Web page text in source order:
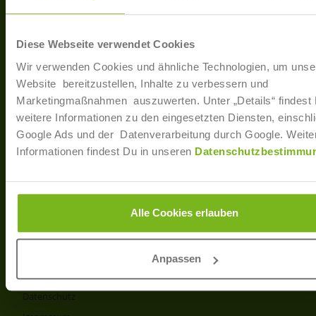
Diese Webseite verwendet Cookies
Wir verwenden Cookies und ähnliche Technologien, um
Website bereitzustellen, Inhalte zu verbessern und
Marketingmaßnahmen auszuwerten. Unter „Details“ findest
weitere Informationen zu den eingesetzten Diensten,
Google Ads und der Datenverarbeitung durch Google.
Informationen findest Du in unseren
Alle Cookies erlauben
Anpassen
40233 Düsseldorf
T: +49 (0)211 / 866 68 - 13
E-Mail: info@joborama.de
Über Uns
Veranstaltungen
Ansprechpartner
Partner
Produkt- und Preisliste
Disclaimer